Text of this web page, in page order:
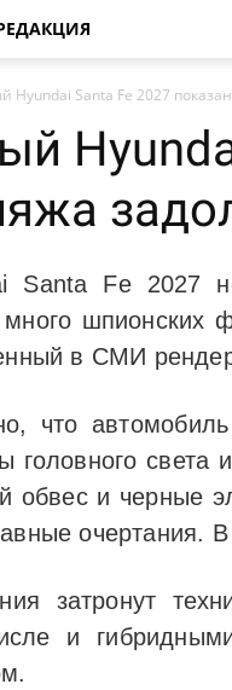
Hyundai Santa Fe 2027
Santa Fe 2027
шпионских
в СМИ
что
света
обвес и черные
очертания.
затронут
и